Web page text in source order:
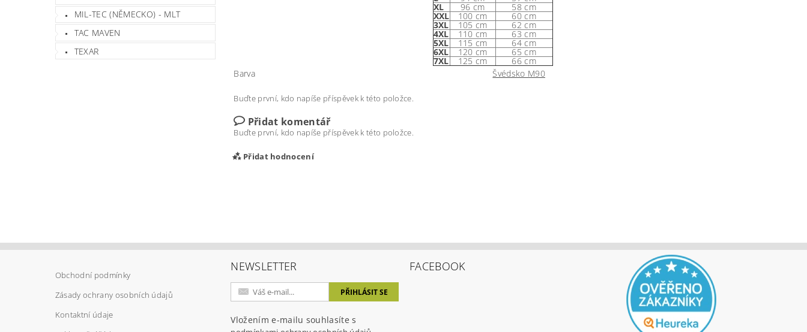
MIL-TEC (NĚMECKO) - MLT
TAC MAVEN
TEXAR
XL 96 cm 58 cm
XXL 100 cm 60 cm
3XL 105 cm 62 cm
4XL 110 cm 63 cm
5XL 115 cm 64 cm
6XL 120 cm 65 cm
7XL 125 cm
66 cm
Barva
Švédsko M90
Buďte první, kdo napíše příspěvek k této položce.
Přidat komentář
Buďte první, kdo napíše příspěvek k této položce.
Přidat hodnocení
Obchodní podmínky
Zásady ochrany osobních údajů
Kontaktní údaje
NEWSLETTER
Vložením e-mailu souhlasíte s
FACEBOOK